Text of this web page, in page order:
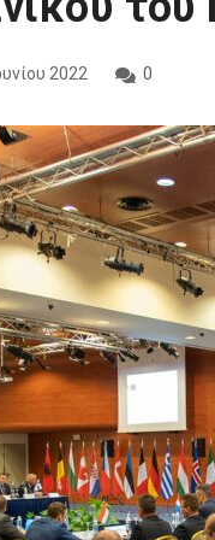
2022 0